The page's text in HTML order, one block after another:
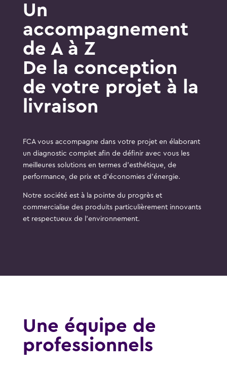
Un
accompagnement
de A à Z
De la conception
de votre projet à la
livraison
FCA vous accompagne dans votre projet en élaborant
un diagnostic complet afin de définir avec vous les
meilleures solutions en termes d’esthétique, de
performance, de prix et d’économies d’énergie.
Notre société est à la pointe du progrès et
commercialise des produits particulièrement innovants
et respectueux de l’environnement.
Une équipe de
professionnels